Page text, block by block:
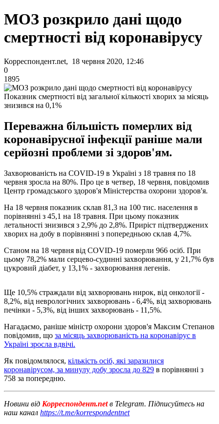
МОЗ розкрило дані щодо
смертності від коронавірусу
Корреспондент.net, 18 червня 2020, 12:46
0
1895
Показник смертності від загальної кількості хворих за місяць
знизився на 0,1%
Переважна більшість померлих від
коронавірусної інфекції раніше мали
серйозні проблеми зі здоров'ям.
Захворюваність на COVID-19 в Україні з 18 травня по 18
червня зросла на 80%. Про це в четвер, 18 червня, повідомив
Центр громадського здоров'я Міністерства охорони здоров'я.
На 18 червня показник склав 81,3 на 100 тис. населення в
порівнянні з 45,1 на 18 травня. При цьому показник
летальності знизився з 2,9% до 2,8%. Приріст підтверджених
хворих на добу в порівнянні з попередньою склав 4,7%.
Станом на 18 червня від COVID-19 померли 966 осіб. При
цьому 78,2% мали серцево-судинні захворювання, у 21,7% був
цукровий діабет, у 13,1% - захворювання легенів.
Ще 10,5% страждали від захворювань нирок, від онкології -
8,2%, від неврологічних захворювань - 6,4%, від захворювань
печінки - 5,3%, від інших захворювань - 11,5%.
Нагадаємо, раніше міністр охорони здоров'я Максим Степанов
повідомив, що за місяць захворюваність на коронавірус в
Україні зросла вдвічі.
Як повідомлялося, кількість осіб, які заразилися
коронавірусом, за минулу добу зросла до 829 в порівнянні з
758 за попередню.
Новини від Корреспондент.netв Telegram. Підписуйтесь на
наш канал https://t.me/korrespondentnet